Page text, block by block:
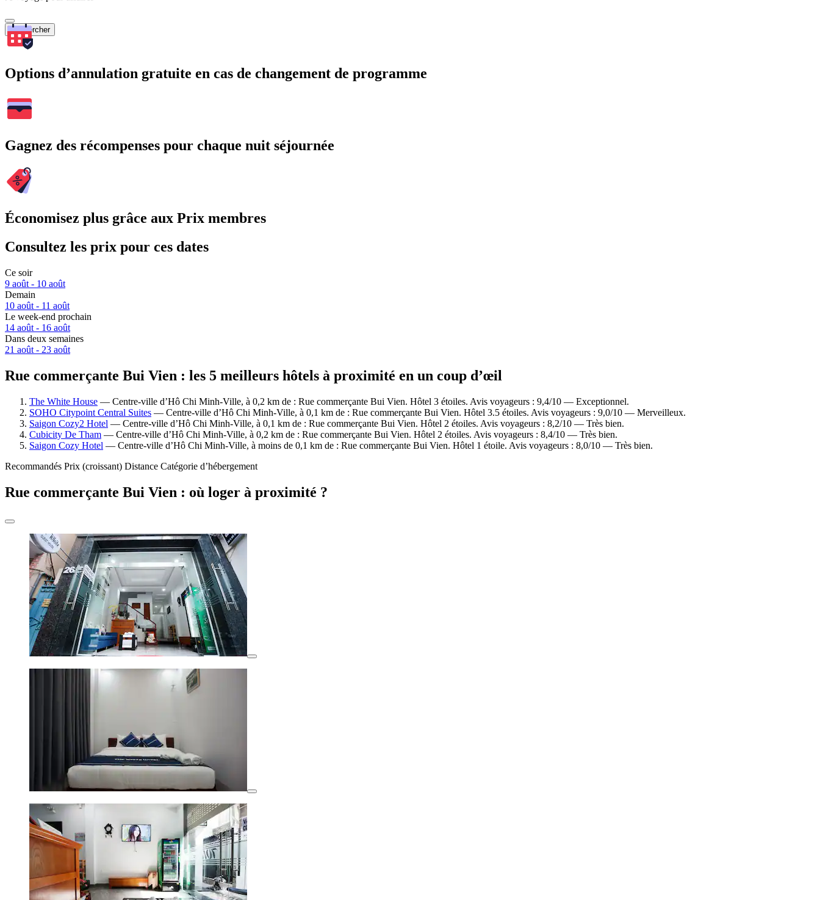
Rechercher
Options d’annulation gratuite en cas de changement de programme
Gagnez des récompenses pour chaque nuit séjournée
Économisez plus grâce aux Prix membres
Consultez les prix pour ces dates
Ce soir
9 août - 10 août
Demain
10 août - 11 août
Le week-end prochain
14 août - 16 août
Dans deux semaines
21 août - 23 août
Rue commerçante Bui Vien : les 5 meilleurs hôtels à proximité en un coup d’œil
The White House — Centre-ville d’Hô Chi Minh-Ville, à 0,2 km de : Rue commerçante Bui Vien. Hôtel 3 étoiles. Avis voyageurs : 9,4/10 — Exceptionnel.
SOHO Citypoint Central Suites — Centre-ville d’Hô Chi Minh-Ville, à 0,1 km de : Rue commerçante Bui Vien. Hôtel 3.5 étoiles. Avis voyageurs : 9,0/10 — Merveilleux.
Saigon Cozy2 Hotel — Centre-ville d’Hô Chi Minh-Ville, à 0,1 km de : Rue commerçante Bui Vien. Hôtel 2 étoiles. Avis voyageurs : 8,2/10 — Très bien.
Cubicity De Tham — Centre-ville d’Hô Chi Minh-Ville, à 0,2 km de : Rue commerçante Bui Vien. Hôtel 2 étoiles. Avis voyageurs : 8,4/10 — Très bien.
Saigon Cozy Hotel — Centre-ville d’Hô Chi Minh-Ville, à moins de 0,1 km de : Rue commerçante Bui Vien. Hôtel 1 étoile. Avis voyageurs : 8,0/10 — Très bien.
Recommandés Prix (croissant) Distance Catégorie d’hébergement
Rue commerçante Bui Vien : où loger à proximité ?